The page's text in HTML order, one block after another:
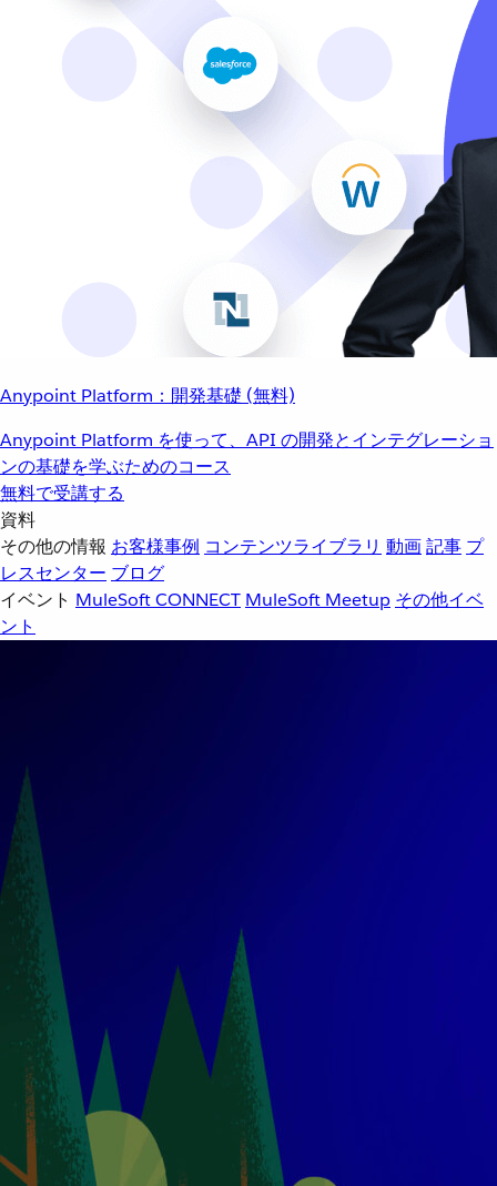
Anypoint Platform：開発基礎 (無料)
Anypoint Platform を使って、API の開発とインテグレーショ
ンの基礎を学ぶためのコース
無料で受講する
資料
その他の情報 お客様事例 コンテンツライブラリ 動画記事 プ
レスセンター ブログ
イベント MuleSoft CONNECT MuleSoft Meetup その他イベ
ント